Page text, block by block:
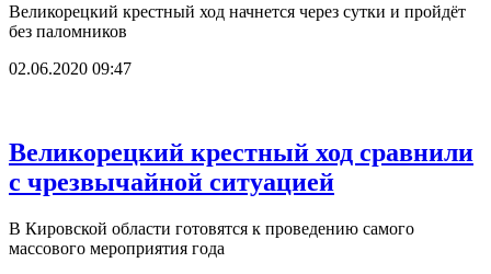
Великорецкий крестный ход начнется через сутки и пройдёт
без паломников
02.06.2020 09:47
Великорецкий крестный ход сравнили
с чрезвычайной ситуацией
В Кировской области готовятся к проведению самого
массового мероприятия года